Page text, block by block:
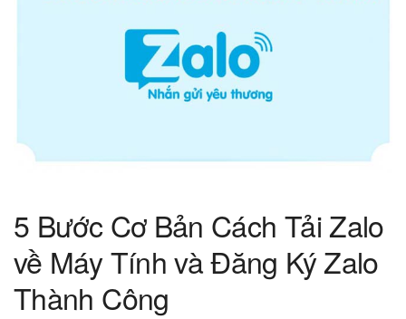
5 Bước Cơ Bản Cách Tải Zalo
về Máy Tính và Đăng Ký Zalo
Thành Công